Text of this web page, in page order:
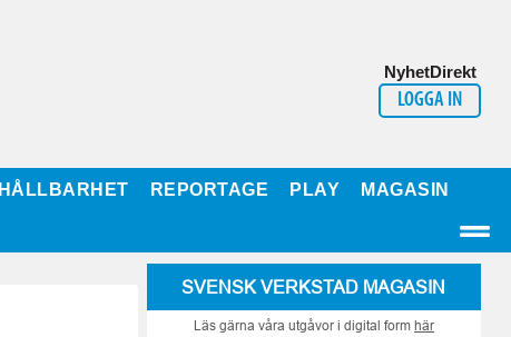
NyhetDirekt
LOGGA IN
HÅLLBARHET REPORTAGE PLAY MAGASIN
SVENSK VERKSTAD MAGASIN
Läs gärna våra utgåvor i digital form här